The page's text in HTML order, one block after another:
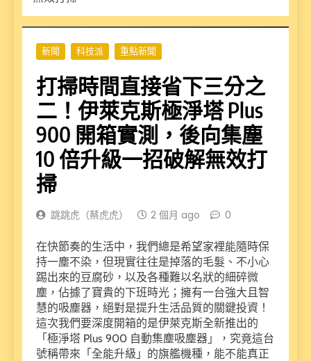
新聞 科技派 重點新聞
打掃時間直接省下三分之
二！伊萊克斯極淨塔 Plus
900 開箱實測，後向集塵
10 倍升級一招破解無效打
掃
跳跳虎（蔡虎虎） 2 個月 ago 0
在快節奏的生活中，我們總是希望家裡能隨時保
持一塵不染，但現實往往是掉落的毛髮、不小心
踢出來的豆腐砂，以及各種難以名狀的細碎微
塵，佔據了寶貴的下班時光；擁有一台強大且智
慧的吸塵器，絕對是提升生活品質的關鍵投資！
這次我們要深度開箱的是伊萊克斯全新推出的
「極淨塔 Plus 900 自動集塵吸塵器」，究竟這台
號稱帶來「全能升級」的旗艦機種，能不能真正